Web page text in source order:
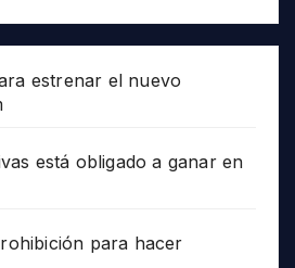
estrenar el nuevo
está obligado a ganar en
para hacer